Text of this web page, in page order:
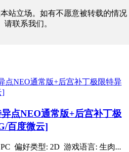
站立场。如有不愿意被转载的情况
请联系我们。
点NEO通常版+后宫补丁极
百度微云]
偏好类型: 2D 游戏语言: 生肉...